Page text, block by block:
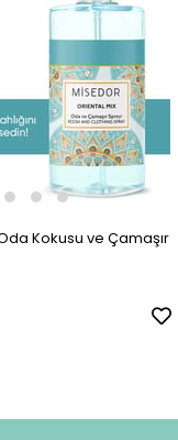
Kokusu ve Çamaşır